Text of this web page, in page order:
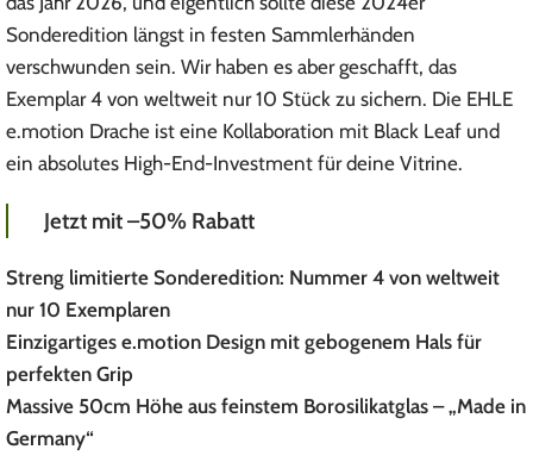
Sonderedition längst in festen Sammlerhänden
verschwunden sein. Wir haben es aber geschafft, das
Exemplar 4 von weltweit nur 10 Stück zu sichern. Die EHLE
e.motion Drache ist eine Kollaboration mit Black Leaf und
ein absolutes High-End-Investment für deine Vitrine.
Jetzt mit –50% Rabatt
Streng limitierte Sonderedition: Nummer 4 von weltweit
nur 10 Exemplaren
Einzigartiges e.motion Design mit gebogenem Hals für
perfekten Grip
Massive 50cm Höhe aus feinstem Borosilikatglas – „Made in
Germany“